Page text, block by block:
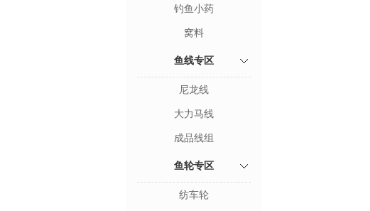
钓鱼小药
窝料
鱼线专区
尼龙线
大力马线
成品线组
鱼轮专区
纺车轮